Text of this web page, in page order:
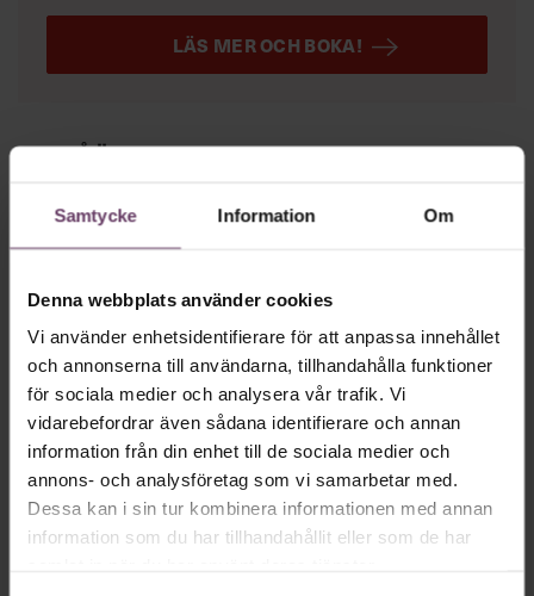
Samtycke Information Om
Denna webbplats använder cookies
Vi använder enhetsidentifierare för att anpassa innehållet
och annonserna till användarna, tillhandahålla funktioner
för sociala medier och analysera vår trafik. Vi
vidarebefordrar även sådana identifierare och annan
information från din enhet till de sociala medier och
annons- och analysföretag som vi samarbetar med.
Dessa kan i sin tur kombinera informationen med annan
information som du har tillhandahållit eller som de har
Mer på ämnet
Hälsa
Längre semester, längre liv
samband mellan semester och livslängd.
Hälsa
”Skogsbad kan förebygga utbrändhet”
Beteendevetaren Cia Lundin menar i sin nya bok att naturen
kan bli ett viktigt verktyg för återhämtning, stresshantering
och hållbart ledarskap.
LÄS MER OCH BOKA!